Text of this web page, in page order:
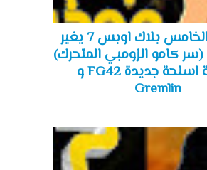
الموسم الخامس بلاك اوبس 7 يغير
كامو الزومبي المتحرك)
| تجربة اسلحة جديدة FG42 و
Gremlin